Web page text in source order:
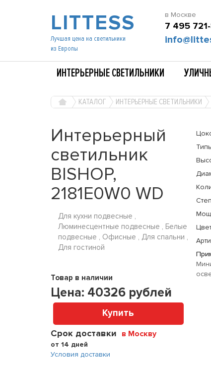
LITTESS
Лучшая цена на светильники
из Европы
в Москве
7 495
ИНТЕРЬЕРНЫЕ СВЕТИЛЬНИКИ
КАТАЛОГ ИНТЕРЬЕРНЫЕ СВЕТИЛЬНИКИ
Интерьерный
светильник
BISHOP,
2181E0W0 WD
Для кухни подвесные ,
Люминесцентные подвесные , Белые
подвесные , Офисные , Для спальни ,
Для гостиной
Товар в наличии
Цена: 40326 рублей
Купить
Срок доставки в Москву
от 14 дней
Условия доставки